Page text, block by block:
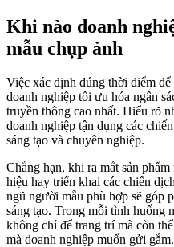
Khi nào doanh
mẫu chụp ảnh
Việc xác định đúng thời điểm để
doanh nghiệp tối ưu hóa ngân
truyền thông cao nhất. Hiểu rõ
doanh nghiệp tận dụng các
sáng tạo và chuyên nghiệp.
Chẳng hạn, khi ra mắt sản
hiệu hay triển khai các chiến
ngũ người mẫu phù hợp sẽ góp
sáng tạo. Trong mỗi tình huống
không chỉ để trang trí mà còn
mà doanh nghiệp muốn gửi gắm.